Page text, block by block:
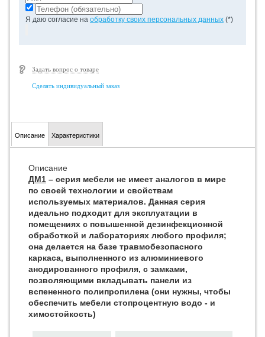
Я даю согласие на обработку своих персональных данных (*)
Задать вопрос о товаре
Сделать индивидуальный заказ
Описание Характеристики
Описание
ДМ1 – серия мебели не имеет аналогов в мире
по своей технологии и свойствам
используемых материалов. Данная серия
идеально подходит для эксплуатации в
помещениях с повышенной дезинфекционной
обработкой и лабораториях любого профиля;
она делается на базе травмобезопасного
каркаса, выполненного из алюминиевого
анодированного профиля, с замками,
позволяющими вкладывать панели из
вспененного полипропилена (они нужны, чтобы
обеспечить мебели стопроцентную водо - и
химостойкость)